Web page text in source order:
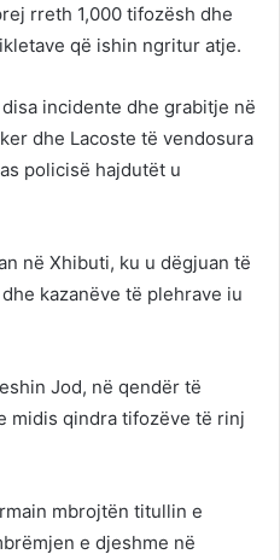
rreth 1,000 tifozësh dhe
që ishin ngritur atje.
incidente dhe grabitje në
dhe Lacoste të vendosura
policisë hajdutët u
në Xhibuti, ku u dëgjuan të
kazanëve të plehrave iu
Jod, në qendër të
midis qindra tifozëve të rinj
mbrojtën titullin e
e djeshme në